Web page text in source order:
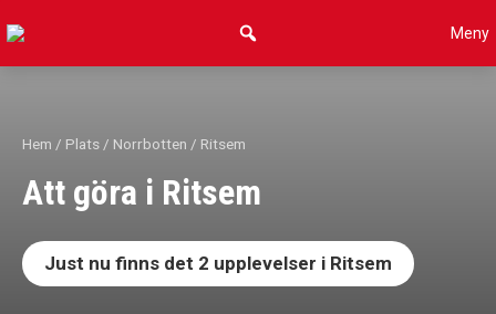
till
innehåll
Meny
Hem / Plats / Norrbotten / Ritsem
Att göra i Ritsem
Just nu finns det 2 upplevelser i Ritsem